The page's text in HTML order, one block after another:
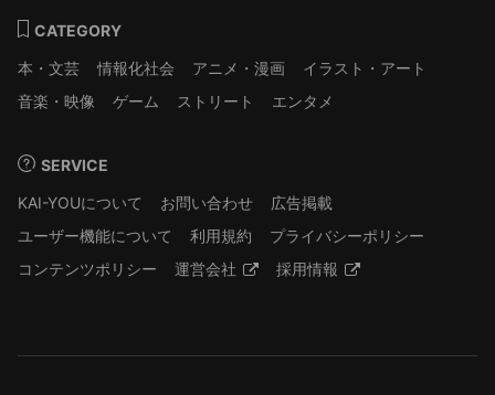
CATEGORY
本・文芸
情報化社会 アニメ・漫画
イラスト・アート
音楽・映像
ゲーム ストリート エンタメ
SERVICE
KAI-YOUについて
お問い合わせ
広告掲載
ユーザー機能について
利用規約
プライバシーポリシー
コンテンツポリシー
運営会社 採用情報